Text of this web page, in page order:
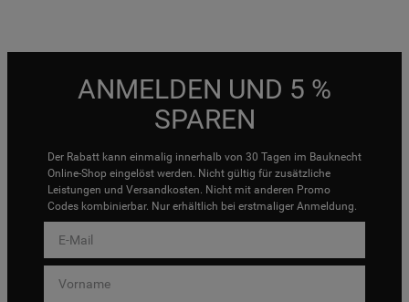
ANMELDEN UND 5 %
SPAREN
Der Rabatt kann einmalig innerhalb von 30 Tagen im Bauknecht
Online-Shop eingelöst werden. Nicht gültig für zusätzliche
Leistungen und Versandkosten. Nicht mit anderen Promo
Codes kombinierbar. Nur erhältlich bei erstmaliger Anmeldung.